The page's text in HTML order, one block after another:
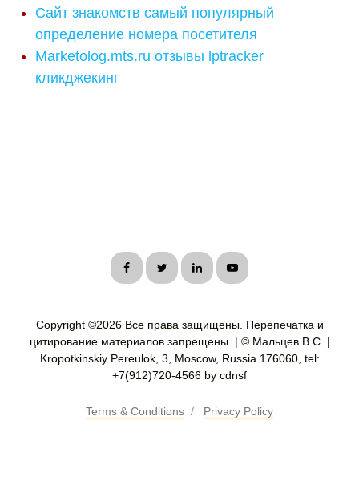
Сайт знакомств самый популярный
определение номера посетителя
Marketolog.mts.ru отзывы lptracker
кликджекинг
Copyright ©2026 Все права защищены. Перепечатка и
цитирование материалов запрещены. | © Мальцев В.С. |
Kropotkinskiy Pereulok, 3, Moscow, Russia 176060, tel:
+7(912)720-4566 by cdnsf
Terms & Conditions / Privacy Policy